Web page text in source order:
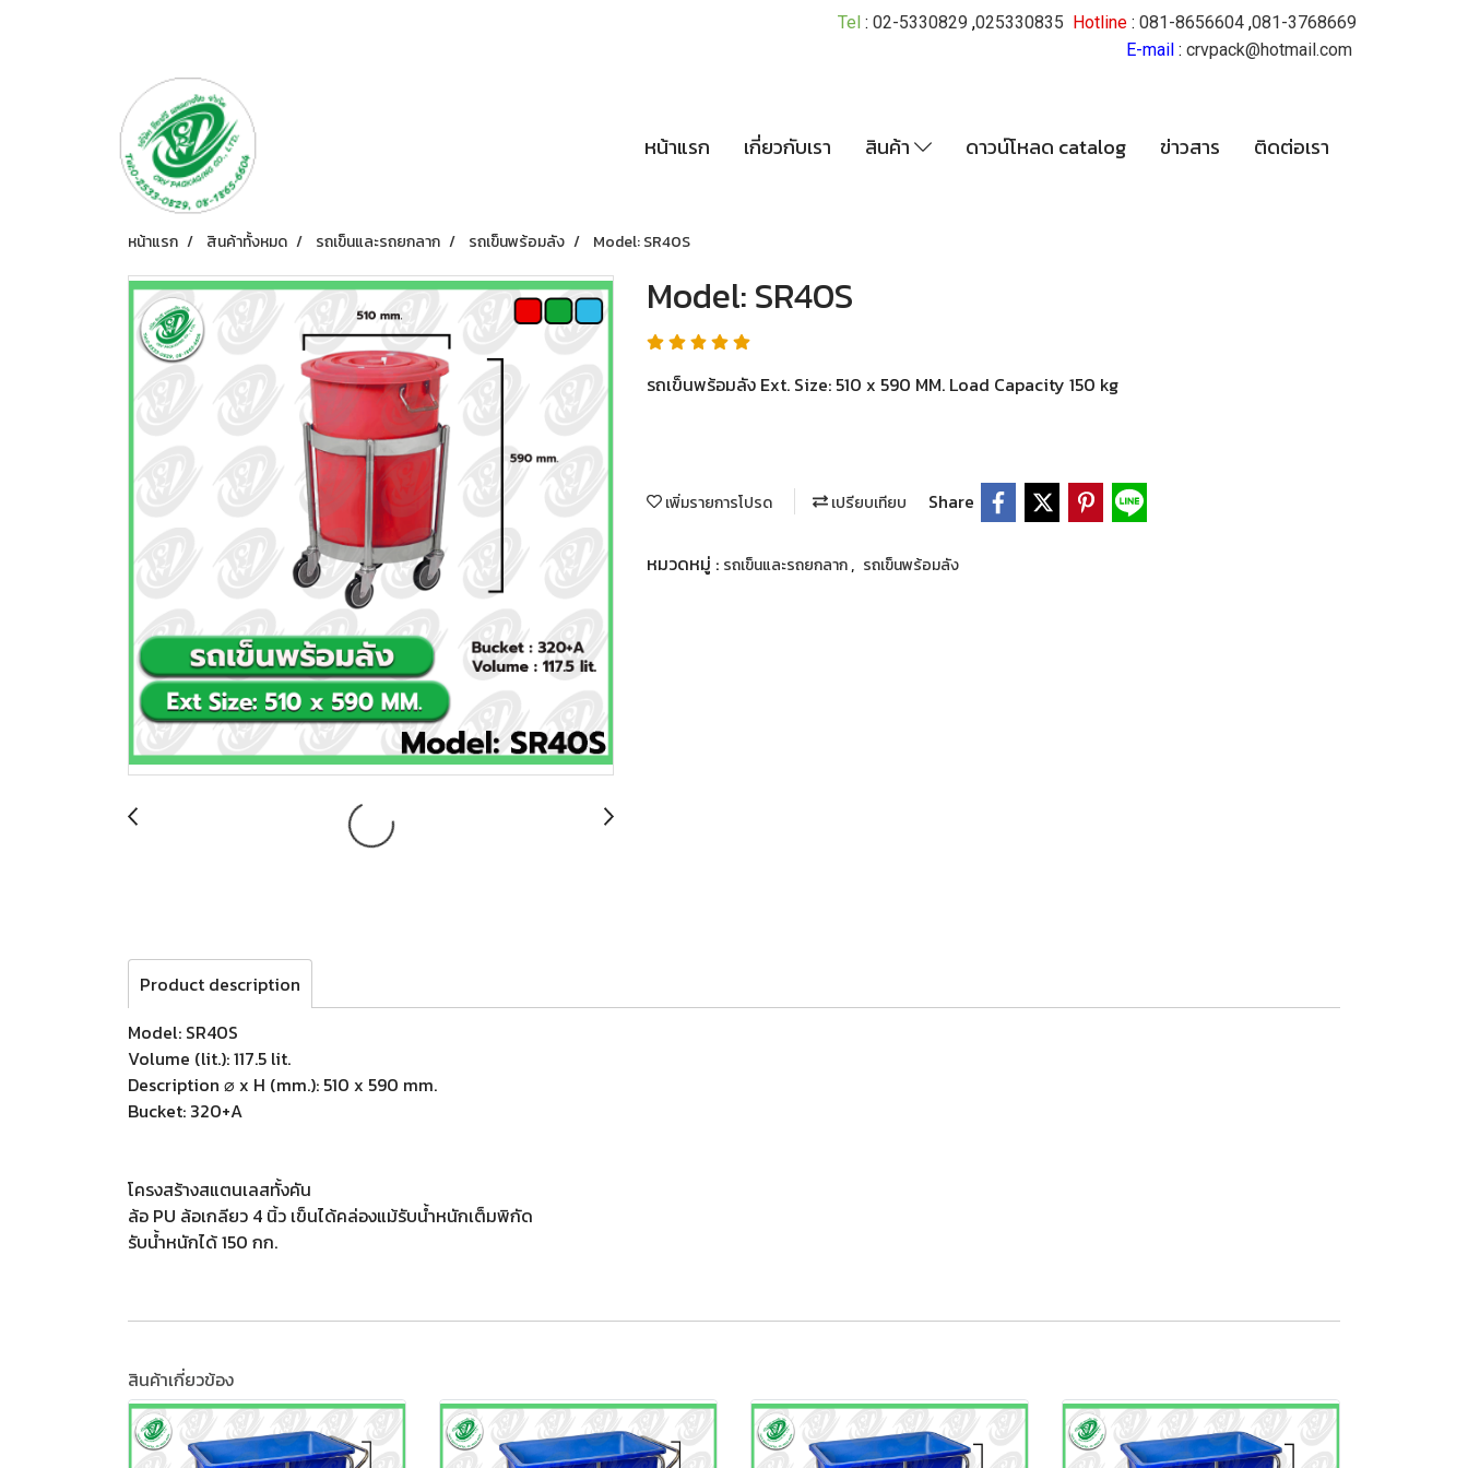
Tel : 02-5330829 ,025330835 Hotline : 081-8656604 ,081-3768669
E-mail : crvpack@hotmail.com
หน้าแรก เกี่ยวกับเรา สินค้า ดาวน์โหลด catalog ข่าวสาร ติดต่อเรา
หน้าแรก สินค้าทั้งหมด รถเข็นและรถยกลาก รถเข็นพร้อมลัง Model: SR40S
Model: SR40S
รถเข็นพร้อมลัง Ext. Size: 510 x 590 MM. Load Capacity 150 kg
เพิ่มรายการโปรด เปรียบเทียบ Share
หมวดหมู่ : รถเข็นและรถยกลาก, รถเข็นพร้อมลัง
Product description
Model: SR40S
Volume (lit.): 117.5 lit.
Description ⌀ x H (mm.): 510 x 590 mm.
Bucket: 320+A
โครงสร้างสแตนเลสทั้งคัน
ล้อ PU ล้อเกลียว 4 นิ้ว เข็นได้คล่องแม้รับน้ำหนักเต็มพิกัด
รับน้ำหนักได้ 150 กก.
สินค้าเกี่ยวข้อง